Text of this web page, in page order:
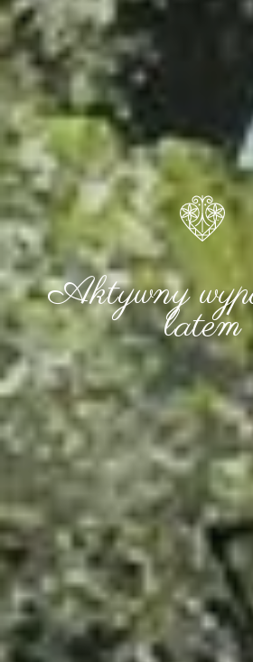
Aktywny
latem